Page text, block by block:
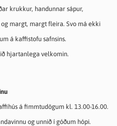
krukkur, handunnar sápur,
margt, margt fleira. Svo má ekki
á kaffistofu safnsins.
hjartanlega velkomin.
á fimmtudögum kl. 13.00-16.00.
og unnið í góðum hópi.